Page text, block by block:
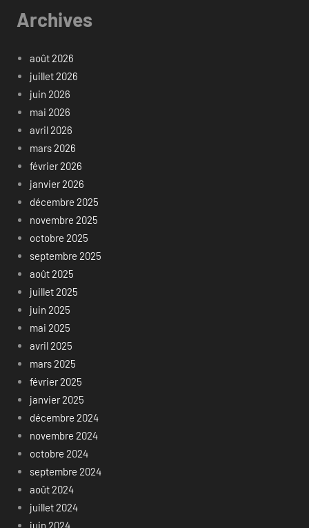
Archives
août 2026
juillet 2026
juin 2026
mai 2026
avril 2026
mars 2026
février 2026
janvier 2026
décembre 2025
novembre 2025
octobre 2025
septembre 2025
août 2025
juillet 2025
juin 2025
mai 2025
avril 2025
mars 2025
février 2025
janvier 2025
décembre 2024
novembre 2024
octobre 2024
septembre 2024
août 2024
juillet 2024
juin 2024